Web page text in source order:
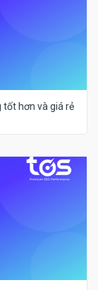
tốt hơn và giá rẻ